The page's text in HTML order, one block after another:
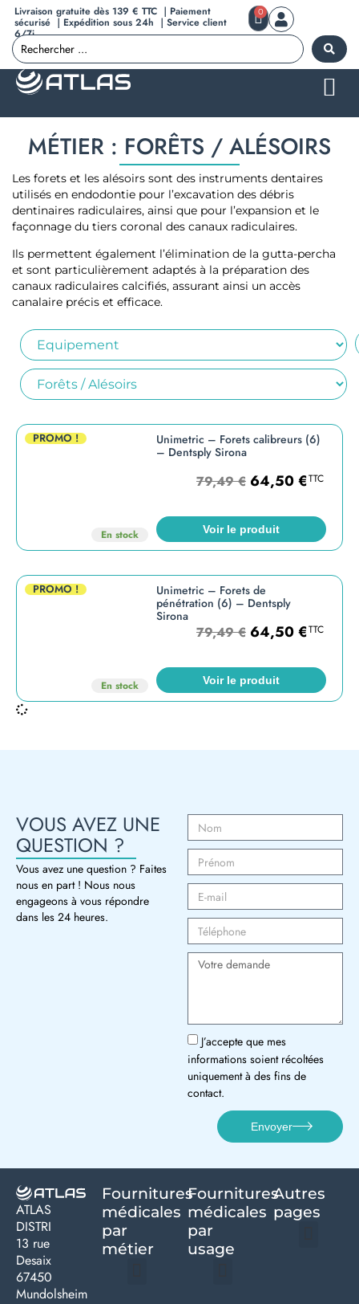
Livraison gratuite dès 139 € TTC ｜Paiement
sécurisé ｜Expédition sous 24h ｜Service client
6/7j
0
MÉTIER : FORÊTS / ALÉSOIRS
Les forets et les alésoirs sont des instruments dentaires
utilisés en endodontie pour l’excavation des débris
dentinaires radiculaires, ainsi que pour l’expansion et le
façonnage du tiers coronal des canaux radiculaires.
Ils permettent également l’élimination de la gutta-percha
et sont particulièrement adaptés à la préparation des
canaux radiculaires calcifiés, assurant ainsi un accès
canalaire précis et efficace.
PROMO !
En stock
Unimetric – Forets calibreurs (6)
– Dentsply Sirona
79,49€ 64,50€TTC
Voir le produit
PROMO !
En stock
Unimetric – Forets de
pénétration (6) – Dentsply
Sirona
79,49€ 64,50€TTC
Voir le produit
VOUS AVEZ UNE
QUESTION ?
Vous avez une question ? Faites
nous en part ! Nous nous
engageons à vous répondre
dans les 24 heures.
J’accepte que mes
informations soient récoltées
uniquement à des fins de
contact.
Envoyer
ATLAS
DISTRI
13 rue
Desaix
67450
Mundolsheim
Fournitures
médicales
par
métier
Fournitures
médicales
par
usage ​
Autres
pages